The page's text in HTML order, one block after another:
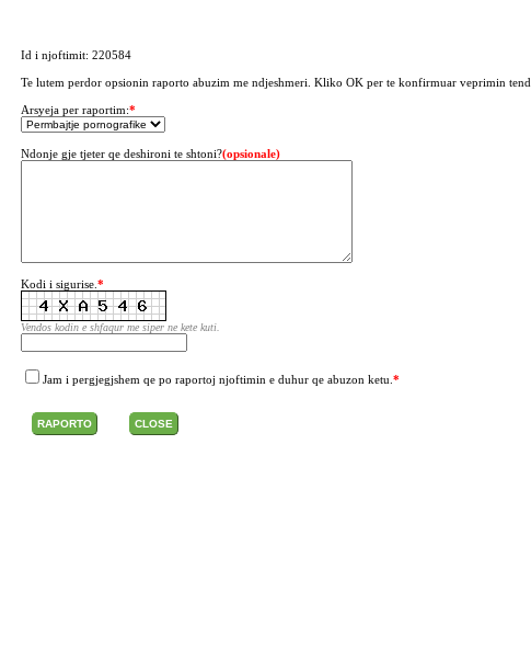
Id i njoftimit: 220584
Te lutem perdor opsionin raporto abuzim me ndjeshmeri. Kliko OK per te konfirmuar veprimin tend.
Arsyeja per raportim:*
Ndonje gje tjeter qe deshironi te shtoni?(opsionale)
Kodi i sigurise. *
Vendos kodin e shfaqur me siper ne kete kuti.
Jam i pergjegjshem qe po raportoj njoftimin e duhur qe abuzon ketu. *
RAPORTO CLOSE